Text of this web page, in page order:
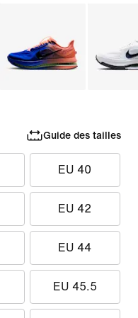
Guide des tailles
EU 40
EU 42
EU 44
EU 45.5